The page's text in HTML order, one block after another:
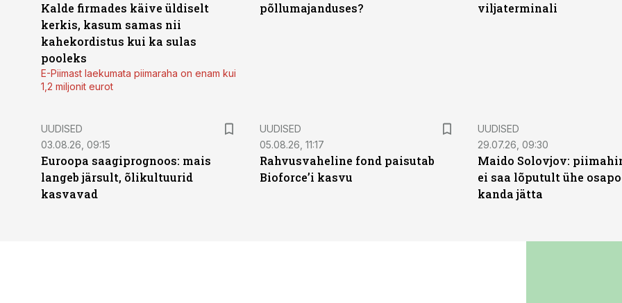
Kalde firmades käive üldiselt
kerkis, kasum samas nii
kahekordistus kui ka sulas
pooleks
E-Piimast laekumata piimaraha on enam kui
1,2 miljonit eurot
põllumajanduses?
viljaterminali
UUDISED
03.08.26, 09:15
Euroopa saagiprognoos: mais
langeb järsult, õlikultuurid
kasvavad
UUDISED
05.08.26, 11:17
Rahvusvaheline fond paisutab
Bioforce’i kasvu
UUDISED
29.07.26, 09:30
Maido Solovjov:
ei saa lõputult ühe
kanda jätta